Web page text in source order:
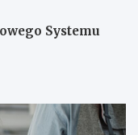
Systemu